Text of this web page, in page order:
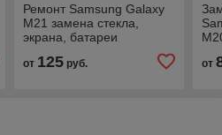
Ремонт Samsung Galaxy
M21 замена стекла,
экрана, батареи
от 125руб. от